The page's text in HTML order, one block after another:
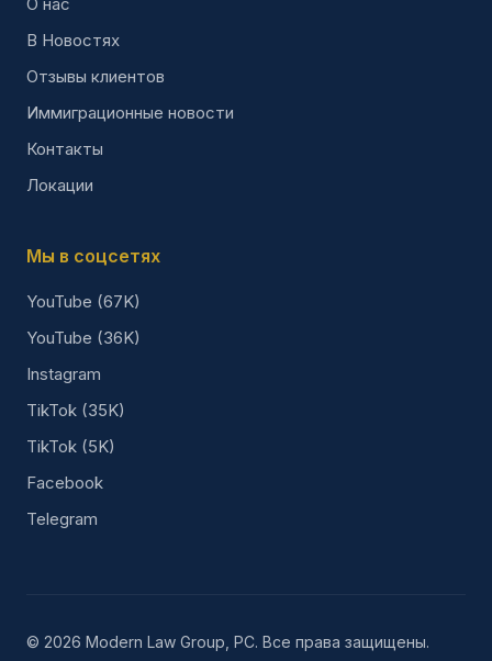
В Новостях
Отзывы клиентов
Иммиграционные новости
Контакты
Локации
Мы в соцсетях
YouTube (67K)
YouTube (36K)
Instagram
TikTok (35K)
TikTok (5K)
Facebook
Telegram
© 2026 Modern Law Group, PC. Все права защищены.